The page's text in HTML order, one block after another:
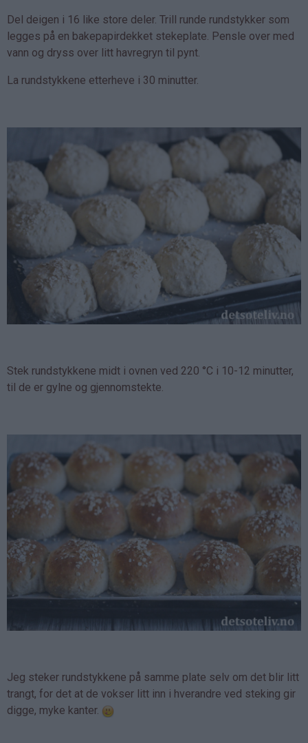
Del deigen i 16 like store deler. Trill runde rundstykker som
legges på en bakepapirdekket stekeplate. Pensle over med
vann og dryss over litt havregryn til pynt.
La rundstykkene etterheve i 30 minutter.
Stek rundstykkene midt i ovnen ved 220 °C i 10-12 minutter,
til de er gylne og gjennomstekte.
Jeg steker rundstykkene på samme plate selv om det blir litt
trangt, for det at de vokser litt inn i hverandre ved steking gir
digge, myke kanter.